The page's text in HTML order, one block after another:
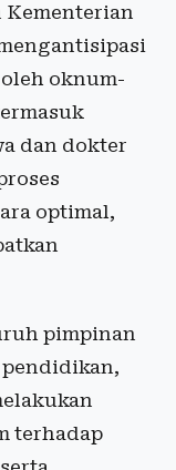
oknum-
dan dokter
optimal,
pimpinan
terhadap